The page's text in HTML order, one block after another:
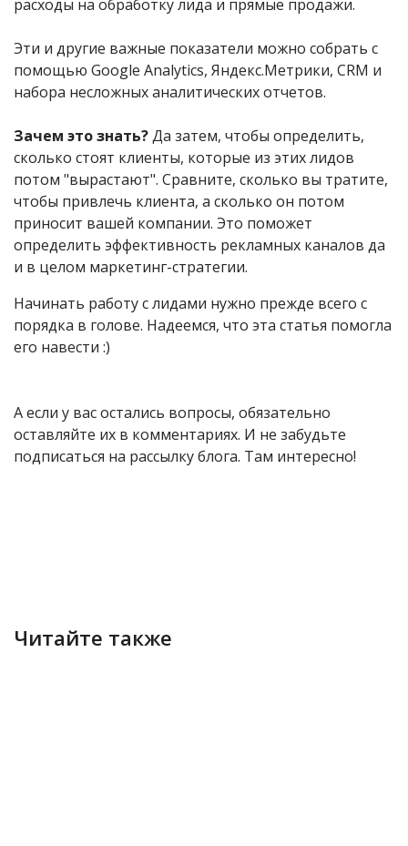
расходы на обработку лида и прямые продажи.
Эти и другие важные показатели можно собрать с
помощью Google Analytics, Яндекс.Метрики, CRM и
набора несложных аналитических отчетов.
Зачем это знать?Да затем, чтобы определить,
сколько стоят клиенты, которые из этих лидов
потом "вырастают". Сравните, сколько вы тратите,
чтобы привлечь клиента, а сколько он потом
приносит вашей компании. Это поможет
определить эффективность рекламных каналов да
и в целом маркетинг-стратегии.
Начинать работу с лидами нужно прежде всего с
порядка в голове. Надеемся, что эта статья помогла
его навести :)
А если у вас остались вопросы, обязательно
оставляйте их в комментариях. И не забудьте
подписаться на рассылку блога. Там интересно!
Читайте также